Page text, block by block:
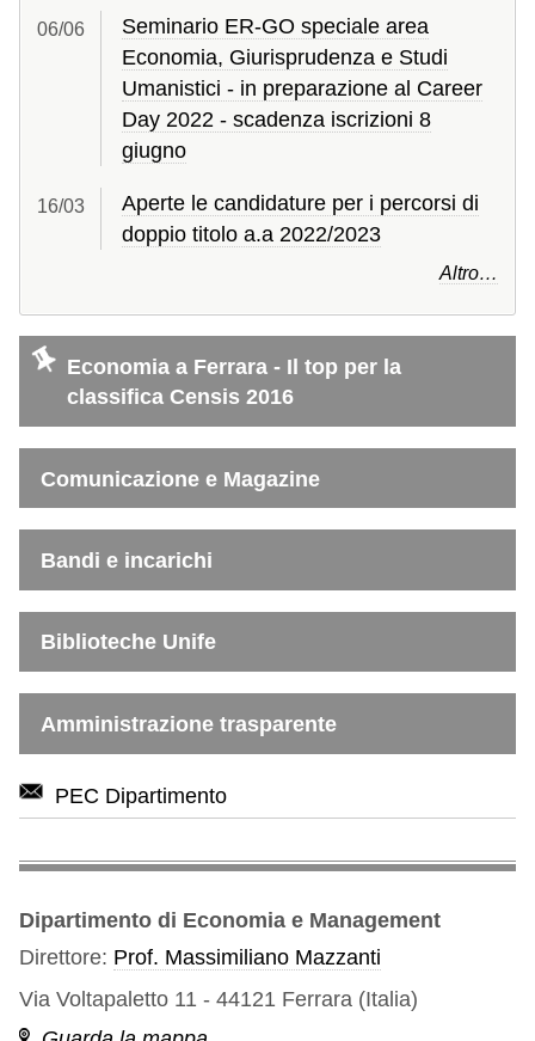
06/06
Seminario ER-GO speciale area
Economia, Giurisprudenza e Studi
Umanistici - in preparazione al Career
Day 2022 - scadenza iscrizioni 8
giugno
16/03
Aperte le candidature per i percorsi di
doppio titolo a.a 2022/2023
Altro…
Economia a Ferrara - Il top per la
classifica Censis 2016
Comunicazione e Magazine
Bandi e incarichi
Biblioteche Unife
Amministrazione trasparente
PEC Dipartimento
Dipartimento di Economia e Management
Direttore: Prof. Massimiliano Mazzanti
Via Voltapaletto 11 - 44121 Ferrara (Italia)